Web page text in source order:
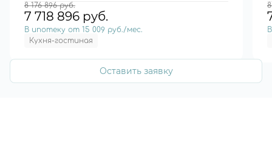
8 176 896руб.
7 718 896 руб.
В ипотеку от 15 009 руб./мес.
Кухня-гостиная
Оставить заявку